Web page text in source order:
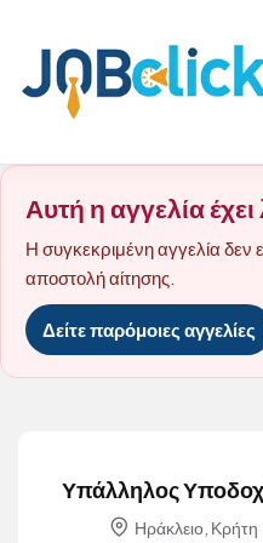
Αυτή η αγγελία έχει
Η συγκεκριμένη αγγελία δεν
αποστολή αίτησης.
Δείτε παρόμοιες αγγελίες
Υπάλληλος
Ηράκλειο, Κρήτη